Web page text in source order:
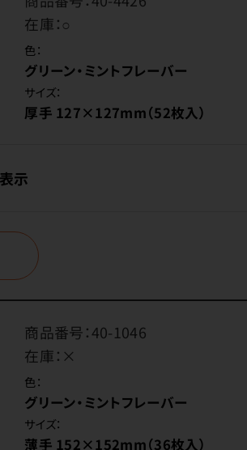
在庫：○
色：
グリーン・ミントフレーバー
サイズ：
厚手 127×127mm（52枚入）
示
商品番号：40-1046
在庫： ×
色：
グリーン・ミントフレーバー
サイズ：
薄手 152×152mm（36枚入）